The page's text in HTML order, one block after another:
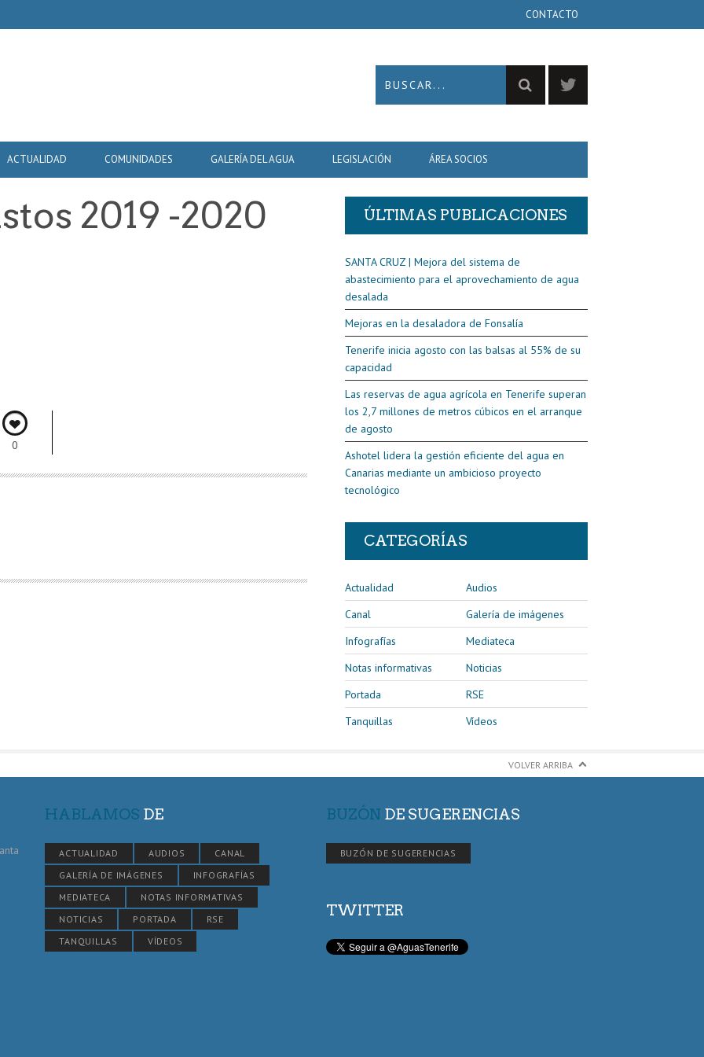
CONTACTO
ACTUALIDAD COMUNIDADES GALERÍA DEL AGUA LEGISLACIÓN ÁREA SOCIOS
2019 -2020
0
ÚLTIMAS PUBLICACIONES
SANTA CRUZ | Mejora del sistema de
abastecimiento para el aprovechamiento de agua
desalada
Mejoras en la desaladora de Fonsalía
Tenerife inicia agosto con las balsas al 55% de su
capacidad
Las reservas de agua agrícola en Tenerife superan
los 2,7 millones de metros cúbicos en el arranque
de agosto
Ashotel lidera la gestión eficiente del agua en
Canarias mediante un ambicioso proyecto
tecnológico
CATEGORÍAS
Actualidad
Audios
Canal
Galería de imágenes
Infografías
Mediateca
Notas informativas
Noticias
Portada
RSE
Tanquillas
Vídeos
VOLVER ARRIBA
HABLAMOS DE
ACTUALIDAD AUDIOS
CANAL
GALERÍA DE IMÁGENES
INFOGRAFÍAS
MEDIATECA
NOTAS INFORMATIVAS
NOTICIAS
PORTADA
RSE
TANQUILLAS
VÍDEOS
BUZÓN DE SUGERENCIAS
BUZÓN DE SUGERENCIAS
TWITTER